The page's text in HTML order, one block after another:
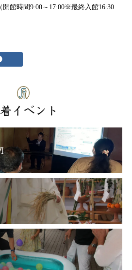
開館時間9:00～17:00※最終入館16:30
イベント